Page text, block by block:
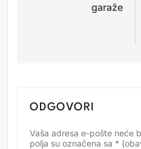
garaže
ODGOVORI
Vaša adresa e-pošte neće
polja su označena sa *
Alternative: